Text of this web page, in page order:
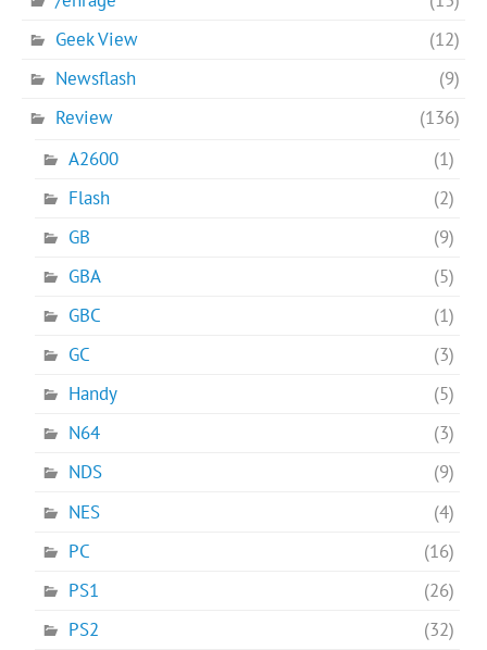
Geek View
(12)
Newsflash
(9)
Review
(136)
A2600
(1)
Flash
(2)
GB
(9)
GBA
(5)
GBC
(1)
GC
(3)
Handy
(5)
N64
(3)
NDS
(9)
NES
(4)
PC
(16)
PS1
(26)
PS2
(32)